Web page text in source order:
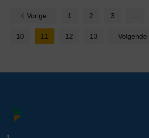
Vorige 1 2 3
10 11 12 13 Volgende